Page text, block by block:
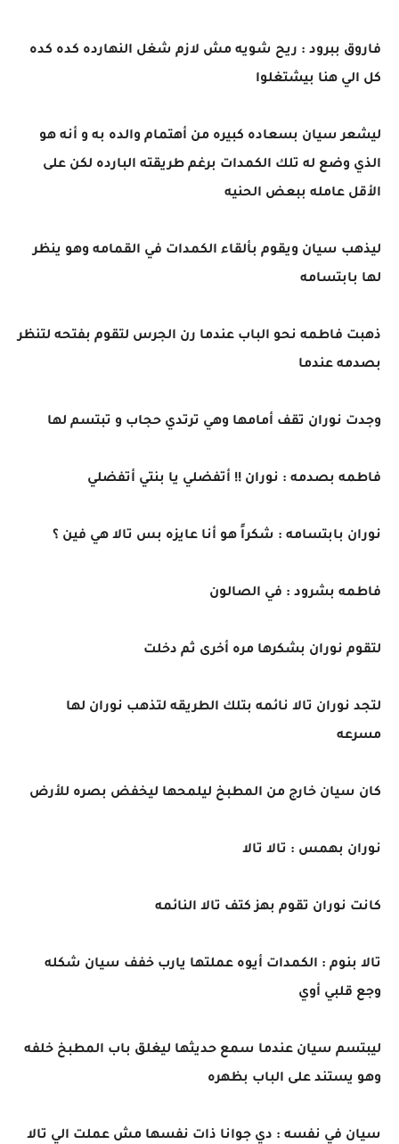
فاروق ببرود : ريح شويه مش لازم شغل النهارده كده كده
كل الي هنا بيشتغلوا
ليشعر سيان بسعاده كبيره من أهتمام والده به و أنه هو
الذي وضع له تلك الكمدات برغم طريقته البارده لكن على
الأقل عامله ببعض الحنيه
ليذهب سيان ويقوم بألقاء الكمدات في القمامه وهو ينظر
لها بابتسامه
ذهبت فاطمه نحو الباب عندما رن الجرس لتقوم بفتحه لتنظر
بصدمه عندما
وجدت نوران تقف أمامها وهي ترتدي حجاب و تبتسم لها
فاطمه بصدمه : نوران !! أتفضلي يا بنتي أتفضلي
نوران بابتسامه : شكراً هو أنا عايزه بس تالا هي فين ؟
فاطمه بشرود : في الصالون
لتقوم نوران بشكرها مره أخرى ثم دخلت
لتجد نوران تالا نائمه بتلك الطريقه لتذهب نوران لها
مسرعه
كان سيان خارج من المطبخ ليلمحها ليخفض بصره للأرض
نوران بهمس : تالا تالا
كانت نوران تقوم بهز كتف تالا النائمه
تالا بنوم : الكمدات أيوه عملتها يارب خفف سيان شكله
وجع قلبي أوي
ليبتسم سيان عندما سمع حديثها ليغلق باب المطبخ خلفه
وهو يستند على الباب بظهره
سيان في نفسه : دي جوانا ذات نفسها مش عملت الي تالا